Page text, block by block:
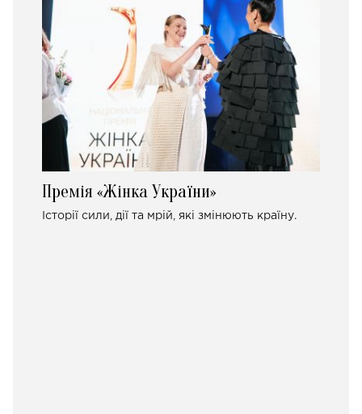
Премія «Жінка України»
Історії сили, дії та мрій, які змінюють країну.